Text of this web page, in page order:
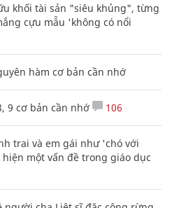
khối tài sản "siêu khủng", từng
cựu mẫu 'không có nổi
hàm cơ bản cần nhớ
9 cơ bản cần nhớ 106
trai và em gái như 'chó với
một vấn đề trong giáo dục